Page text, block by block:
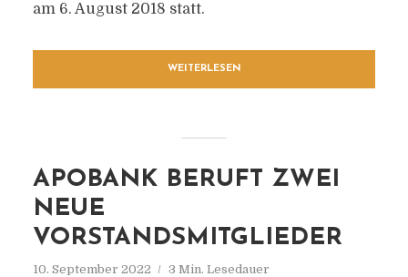
am 6. August 2018 statt.
WEITERLESEN
APOBANK BERUFT ZWEI
NEUE
VORSTANDSMITGLIEDER
10. September 2022 3 Min. Lesedauer